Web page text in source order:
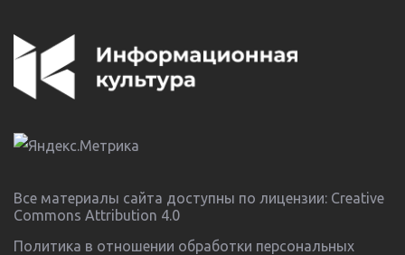
Все материалы сайта доступны по лицензии: Creative
Commons Attribution 4.0
Политика в отношении обработки персональных